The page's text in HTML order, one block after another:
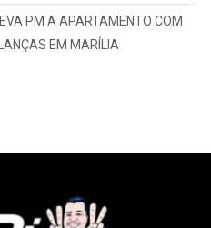
PM A APARTAMENTO COM
EM MARÍLIA